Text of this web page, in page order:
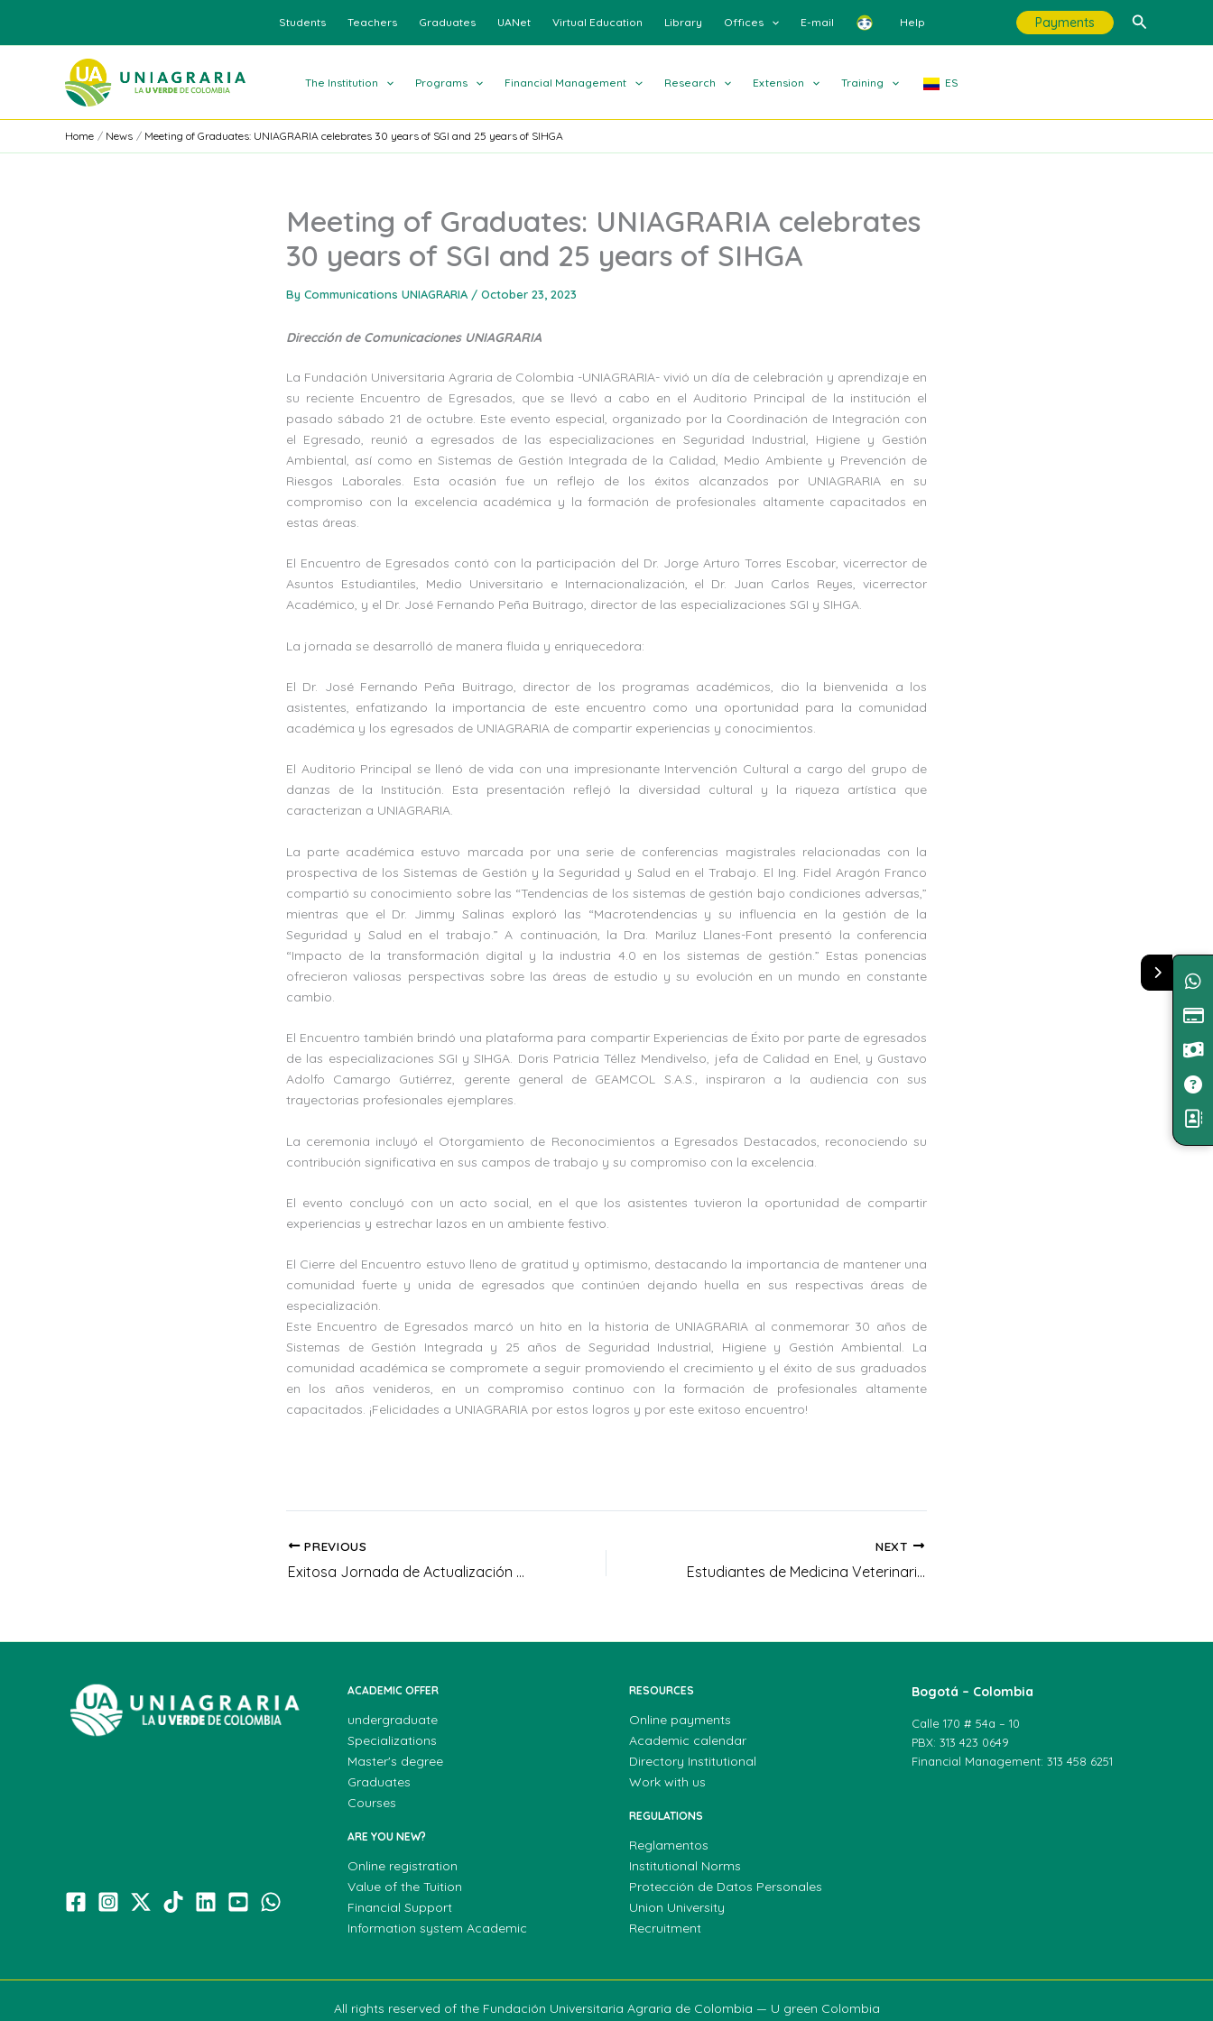
content
Students Teachers Graduates UANet Virtual Education Library Offices E-mail Help Payments Search
The Institution Programs Financial Management Research Extension Training ES
Home News Meeting of Graduates: UNIAGRARIA celebrates 30 years of SGI and 25 years of SIHGA
Meeting of Graduates: UNIAGRARIA celebrates
30 years of SGI and 25 years of SIHGA
By Communications UNIAGRARIA / October 23, 2023
Dirección de Comunicaciones UNIAGRARIA
La Fundación Universitaria Agraria de Colombia -UNIAGRARIA- vivió un día de celebración y aprendizaje en
su reciente Encuentro de Egresados, que se llevó a cabo en el Auditorio Principal de la institución el
pasado sábado 21 de octubre. Este evento especial, organizado por la Coordinación de Integración con
el Egresado, reunió a egresados de las especializaciones en Seguridad Industrial, Higiene y Gestión
Ambiental, así como en Sistemas de Gestión Integrada de la Calidad, Medio Ambiente y Prevención de
Riesgos Laborales. Esta ocasión fue un reflejo de los éxitos alcanzados por UNIAGRARIA en su
compromiso con la excelencia académica y la formación de profesionales altamente capacitados en
estas áreas.
El Encuentro de Egresados contó con la participación del Dr. Jorge Arturo Torres Escobar, vicerrector de
Asuntos Estudiantiles, Medio Universitario e Internacionalización, el Dr. Juan Carlos Reyes, vicerrector
Académico, y el Dr. José Fernando Peña Buitrago, director de las especializaciones SGI y SIHGA.
La jornada se desarrolló de manera fluida y enriquecedora:
El Dr. José Fernando Peña Buitrago, director de los programas académicos, dio la bienvenida a los
asistentes, enfatizando la importancia de este encuentro como una oportunidad para la comunidad
académica y los egresados de UNIAGRARIA de compartir experiencias y conocimientos.
El Auditorio Principal se llenó de vida con una impresionante Intervención Cultural a cargo del grupo de
danzas de la Institución. Esta presentación reflejó la diversidad cultural y la riqueza artística que
caracterizan a UNIAGRARIA.
La parte académica estuvo marcada por una serie de conferencias magistrales relacionadas con la
prospectiva de los Sistemas de Gestión y la Seguridad y Salud en el Trabajo. El Ing. Fidel Aragón Franco
compartió su conocimiento sobre las “Tendencias de los sistemas de gestión bajo condiciones adversas,”
mientras que el Dr. Jimmy Salinas exploró las “Macrotendencias y su influencia en la gestión de la
Seguridad y Salud en el trabajo.” A continuación, la Dra. Mariluz Llanes-Font presentó la conferencia
“Impacto de la transformación digital y la industria 4.0 en los sistemas de gestión.” Estas ponencias
ofrecieron valiosas perspectivas sobre las áreas de estudio y su evolución en un mundo en constante
cambio.
El Encuentro también brindó una plataforma para compartir Experiencias de Éxito por parte de egresados
de las especializaciones SGI y SIHGA. Doris Patricia Téllez Mendivelso, jefa de Calidad en Enel, y Gustavo
Adolfo Camargo Gutiérrez, gerente general de GEAMCOL S.A.S., inspiraron a la audiencia con sus
trayectorias profesionales ejemplares.
La ceremonia incluyó el Otorgamiento de Reconocimientos a Egresados Destacados, reconociendo su
contribución significativa en sus campos de trabajo y su compromiso con la excelencia.
El evento concluyó con un acto social, en el que los asistentes tuvieron la oportunidad de compartir
experiencias y estrechar lazos en un ambiente festivo.
El Cierre del Encuentro estuvo lleno de gratitud y optimismo, destacando la importancia de mantener una
comunidad fuerte y unida de egresados que continúen dejando huella en sus respectivas áreas de
especialización.
Este Encuentro de Egresados marcó un hito en la historia de UNIAGRARIA al conmemorar 30 años de
Sistemas de Gestión Integrada y 25 años de Seguridad Industrial, Higiene y Gestión Ambiental. La
comunidad académica se compromete a seguir promoviendo el crecimiento y el éxito de sus graduados
en los años venideros, en un compromiso continuo con la formación de profesionales altamente
capacitados. ¡Felicidades a UNIAGRARIA por estos logros y por este exitoso encuentro!
PREVIOUS
Exitosa Jornada de Actualización Profesional para Egresados en Uniagraria Facatativá
NEXT
Estudiantes de Medicina Veterinaria de UNIAGRARIA en los IALAs, abriendo camino a futuro para la construcción colectiva del conocimiento con el campesinado colombiano
ACADEMIC OFFER
undergraduate
Specializations
Master's degree
Graduates
Courses
ARE YOU NEW?
Online registration
Value of the Tuition
Financial Support
Information system Academic
RESOURCES
Online payments
Academic calendar
Directory Institutional
Work with us
REGULATIONS
Reglamentos
Institutional Norms
Protección de Datos Personales
Union University
Recruitment
Bogotá – Colombia
Calle 170 # 54a – 10
PBX: 313 423 0649
Financial Management: 313 458 6251
All rights reserved of the Fundación Universitaria Agraria de Colombia — U green Colombia